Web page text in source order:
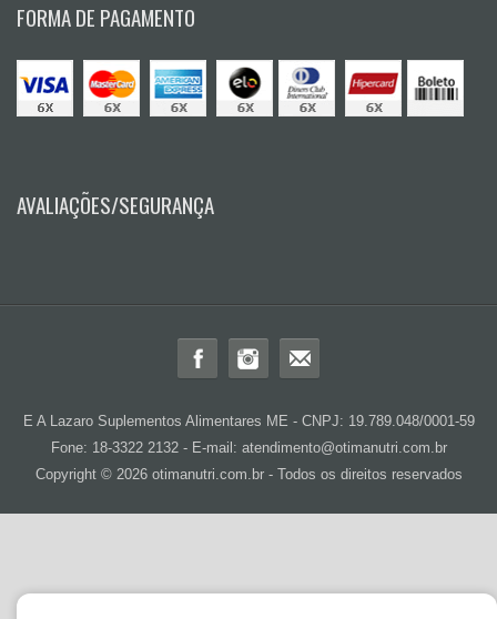
FORMA DE PAGAMENTO
AVALIAÇÕES/SEGURANÇA
E A Lazaro Suplementos Alimentares ME - CNPJ: 19.789.048/0001-59
Fone: 18-3322 2132 - E-mail: atendimento@otimanutri.com.br
Copyright © 2026 otimanutri.com.br - Todos os direitos reservados